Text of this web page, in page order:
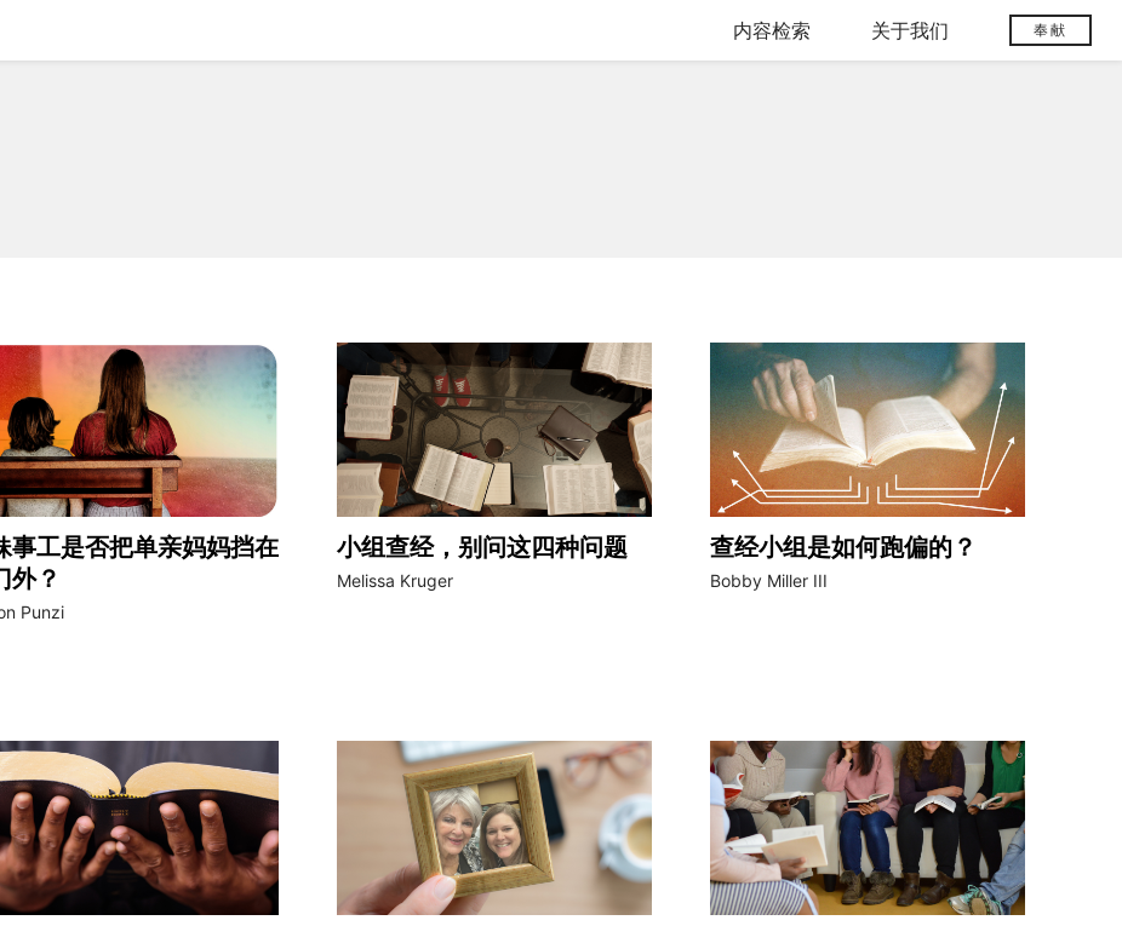
内容检索 关于我们 奉献
事工是否把单亲妈妈挡在
外？
Punzi
小组查经，别问这四种问题
Melissa Kruger
查经小组是如何跑偏的？
Bobby Miller III